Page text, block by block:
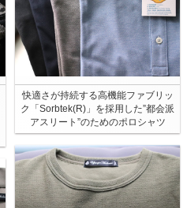
快適さが持続する高機能ファブリッ
ク「Sorbtek(R)」を採用した”都会派
アスリート”のためのポロシャツ